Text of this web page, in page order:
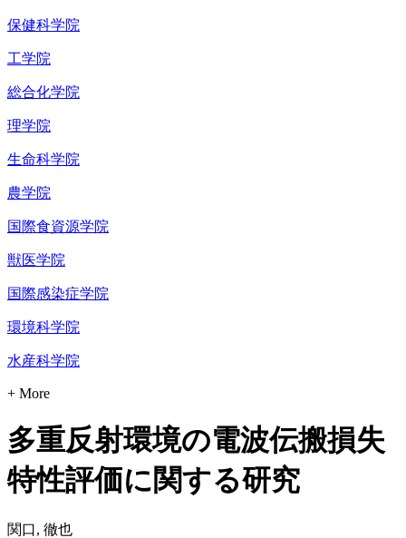
保健科学院
工学院
総合化学院
理学院
生命科学院
農学院
国際食資源学院
獣医学院
国際感染症学院
環境科学院
水産科学院
+ More
多重反射環境の電波伝搬損失
特性評価に関する研究
関口, 徹也